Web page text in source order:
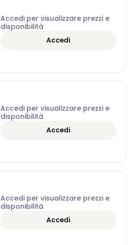
Accedi per visualizzare prezzi e
disponibilità
Accedi
Accedi per visualizzare prezzi e
disponibilità
Accedi
Accedi per visualizzare prezzi e
disponibilità
Accedi